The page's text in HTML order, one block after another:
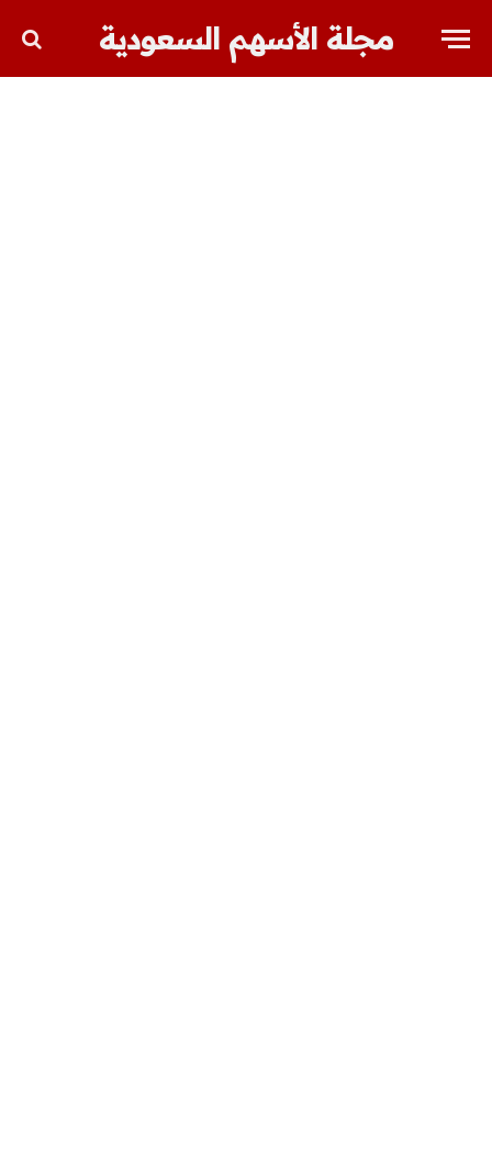
مجلة الأسهم السعودية